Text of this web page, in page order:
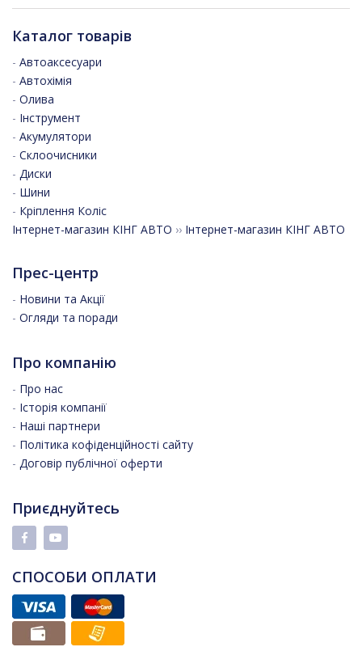
Каталог товарів
- Автоаксесуари
- Автохімія
- Олива
- Інструмент
- Акумулятори
- Склоочисники
- Диски
- Шини
- Кріплення Коліс
Інтернет-магазин КІНГ АВТО ›› Інтернет-магазин КІНГ АВТО
Прес-центр
- Новини та Акції
- Огляди та поради
Про компанію
- Про нас
- Історія компанії
- Наші партнери
- Політика кофіденційності сайту
- Договір публічної оферти
Приєднуйтесь
СПОСОБИ ОПЛАТИ